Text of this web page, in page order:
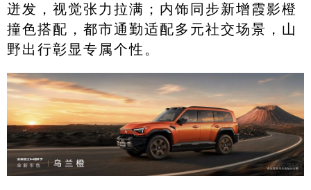
迸发，视觉张力拉满；内饰同步新增霞影橙
撞色搭配，都市通勤适配多元社交场景，山
野出行彰显专属个性。